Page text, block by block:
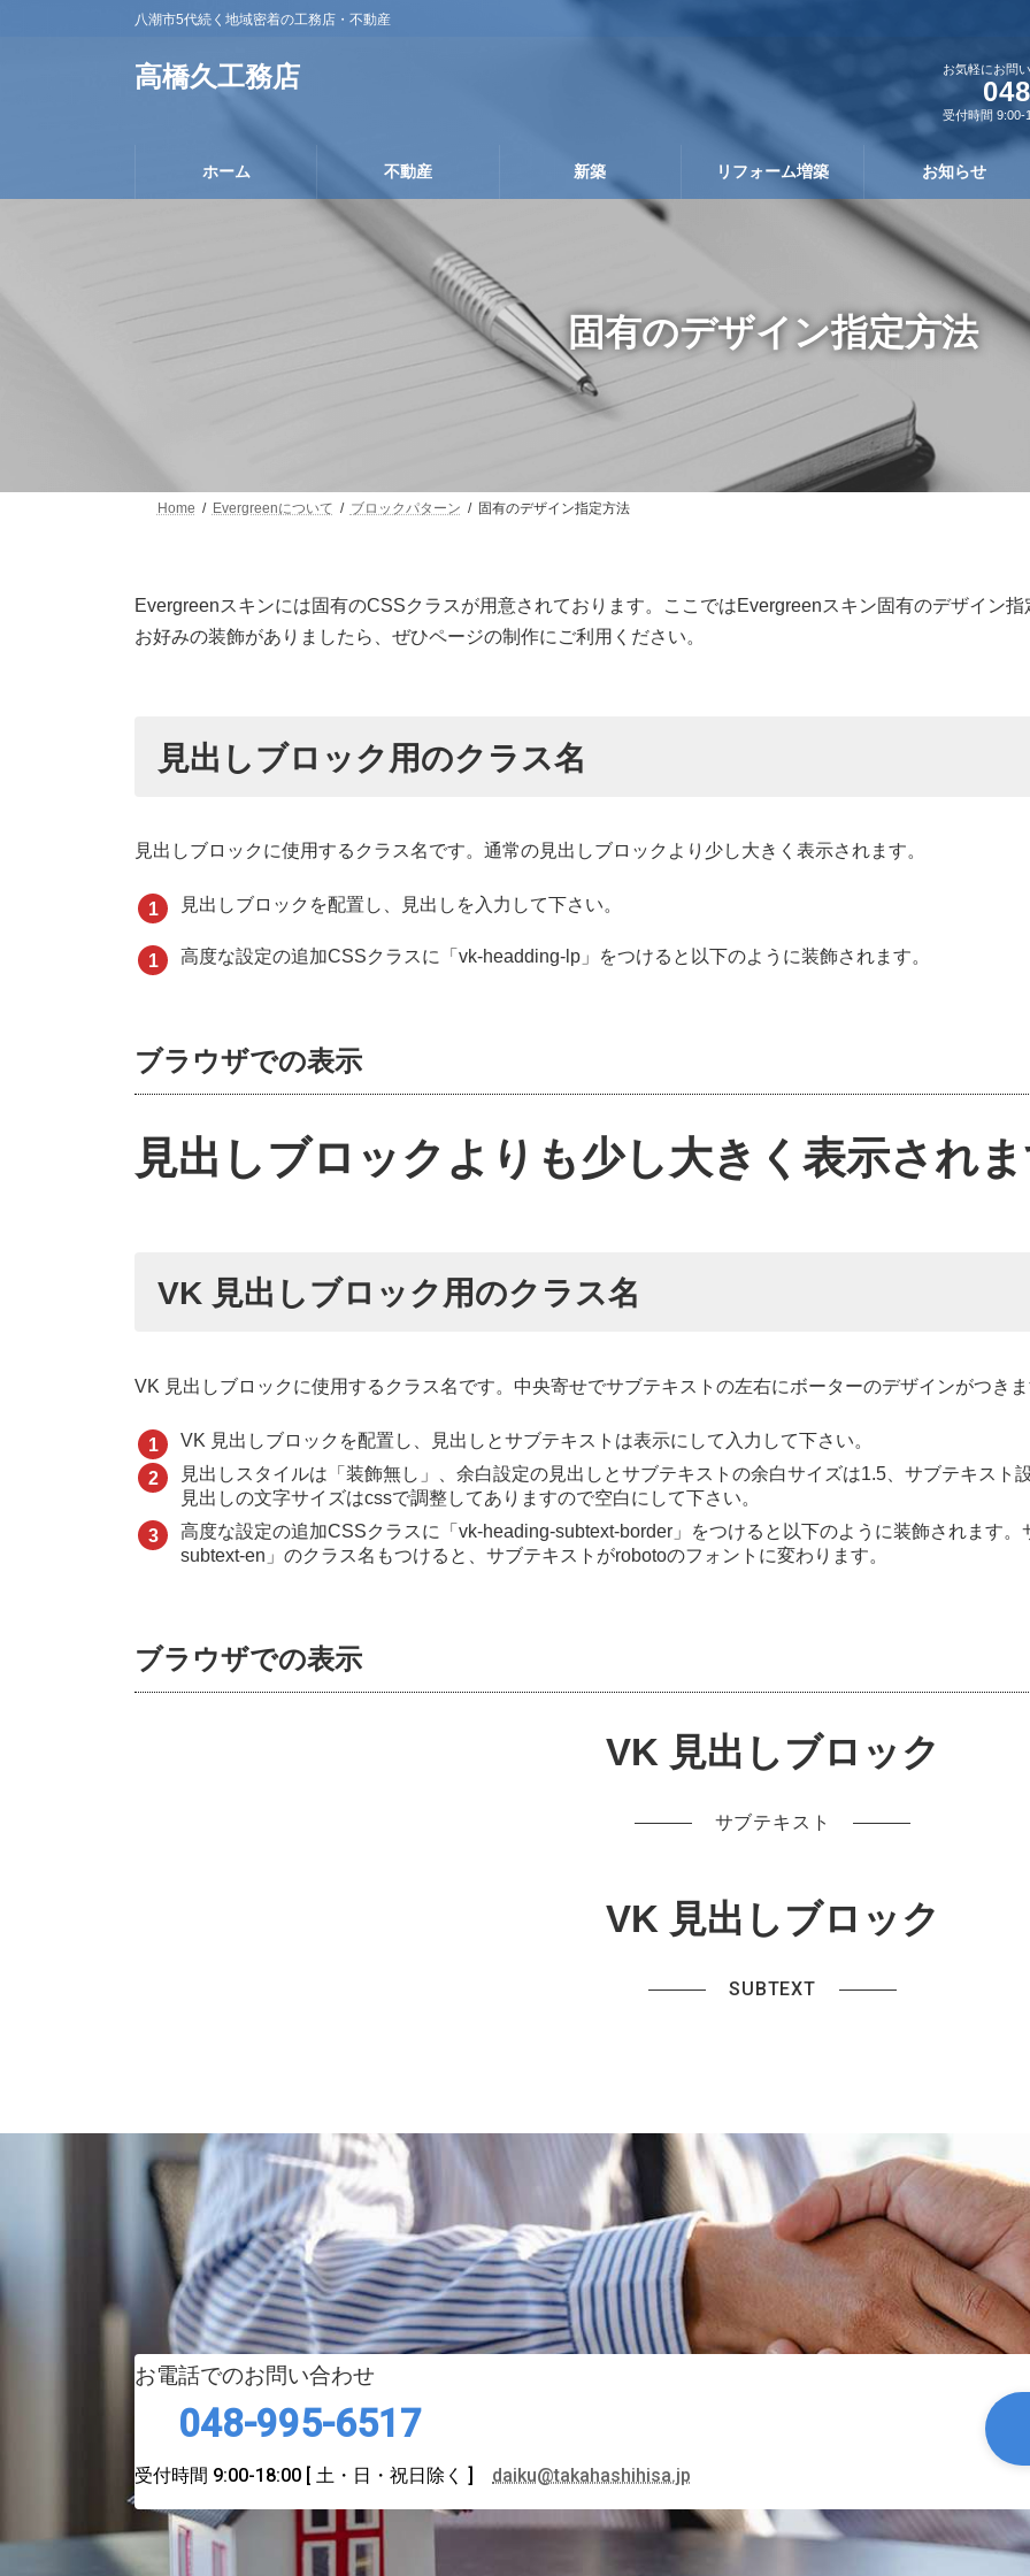
ッ
移
八潮市5代続く地域密着の工務店・不動産
高橋久工務店 お気軽にお問
受付時間 9:00-
ホーム 不動産 新築 リフォーム増築 お知らせ
固有のデザイン指定方法
Home Evergreenについて ブロックパターン 固有のデザイン指定方法
Evergreenスキンには固有のCSSクラスが用意されております。ここではEvergreenスキン固有のデザイン指
お好みの装飾がありましたら、ぜひページの制作にご利用ください。
見出しブロック用のクラス名
見出しブロックに使用するクラス名です。通常の見出しブロックより少し大きく表示されます。
見出しブロックを配置し、見出しを入力して下さい。
高度な設定の追加CSSクラスに「vk-headding-lp」をつけると以下のように装飾されます。
ブラウザでの表示
見出しブロックよりも少し大きく表示され
VK 見出しブロック用のクラス名
VK 見出しブロックに使用するクラス名です。中央寄せでサブテキストの左右にボーターのデザインがつきま
VK 見出しブロックを配置し、見出しとサブテキストは表示にして入力して下さい。
見出しスタイルは「装飾無し」、余白設定の見出しとサブテキストの余白サイズは1.5、サブテキスト
見出しの文字サイズはcssで調整してありますので空白にして下さい。
高度な設定の追加CSSクラスに「vk-heading-subtext-border」をつけると以下のように装飾されます
subtext-en」のクラス名もつけると、サブテキストがrobotoのフォントに変わります。
ブラウザでの表示
VK 見出しブロック
サブテキスト
VK 見出しブロック
SUBTEXT
お電話でのお問い合わせ
048-995-6517
受付時間 9:00-18:00 [ 土・日・祝日除く ] daiku@takahashihisa.jp